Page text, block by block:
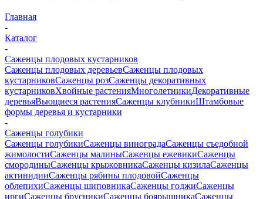
Главная
-
Каталог
-
Саженцы плодовых кустарников
Саженцы плодовых деревьевСаженцы плодовых
кустарниковСаженцы розСаженцы декоративных
кустарниковХвойные растенияМноголетникиДекоративные
деревьяВьющиеся растенияСаженцы клубникиШтамбовые
формы деревья и кустарники
-
Саженцы голубики
Саженцы голубикиСаженцы виноградаСаженцы съедобной
жимолостиСаженцы малиныСаженцы ежевикиСаженцы
смородиныСаженцы крыжовникаСаженцы кизилаСаженцы
актинидииСаженцы рябины плодовойСаженцы
облепихиСаженцы шиповникаСаженцы годжиСаженцы
иргиСаженцы брусникиСаженцы боярышникаСаженцы